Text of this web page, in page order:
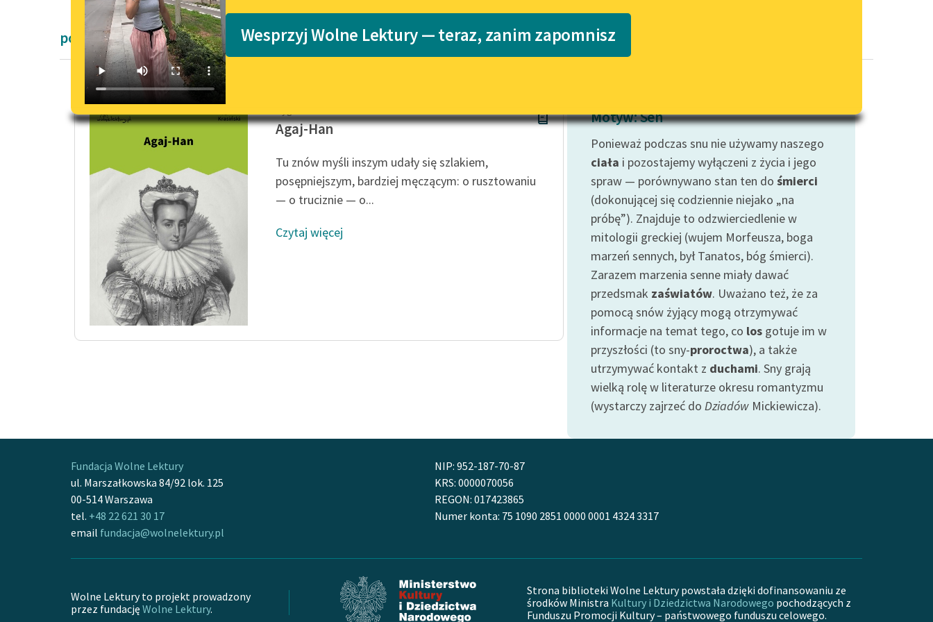
niepełnosprawnościami
literatury do słuchania dla
uczennic i uczniów z
niepełnosprawnościami
Katalog
Katalog w formacie PDF
wrażliwych
Deklaracja dostępności
Wesprzyj Wolne Lektury — teraz, zanim zapomnisz
powieści historyczne Romantyzm
Agaj-Han
Tu znów myśli inszym udały się szlakiem,
posępniejszym, bardziej męczącym: o rusztowaniu
— o truciznie — o...
Czytaj więcej
Motyw: Sen
Ponieważ podczas snu nie używamy naszego
ciała i pozostajemy wyłączeni z życia i jego
spraw — porównywano stan ten do śmierci
(dokonującej się codziennie niejako „na
próbę”). Znajduje to odzwierciedlenie w
mitologii greckiej (wujem Morfeusza, boga
marzeń sennych, był Tanatos, bóg śmierci).
Zarazem marzenia senne miały dawać
przedsmak zaświatów. Uważano też, że za
pomocą snów żyjący mogą otrzymywać
informacje na temat tego, co los gotuje im w
przyszłości (to sny-proroctwa), a także
utrzymywać kontakt z duchami. Sny grają
wielką rolę w literaturze okresu romantyzmu
(wystarczy zajrzeć do Dziadów Mickiewicza).
Fundacja Wolne Lektury
ul. Marszałkowska 84/92 lok. 125
00-514 Warszawa
tel. +48 22 621 30 17
email fundacja@wolnelektury.pl
NIP: 952-187-70-87
KRS: 0000070056
REGON: 017423865
Numer konta: 75 1090 2851 0000 0001 4324 3317
Wolne Lektury to projekt prowadzony
przez fundację Wolne Lektury.
Strona biblioteki Wolne Lektury powstała dzięki dofinansowaniu ze
środków Ministra Kultury i Dziedzictwa Narodowego pochodzących z
Funduszu Promocji Kultury – państwowego funduszu celowego.